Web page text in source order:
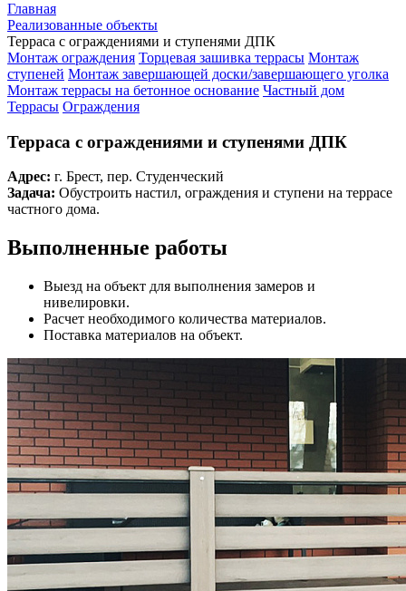
Главная
Реализованные объекты
Терраса с ограждениями и ступенями ДПК
Монтаж ограждения Торцевая зашивка террасы Монтаж
ступеней Монтаж завершающей доски/завершающего уголка
Монтаж террасы на бетонное основание Частный дом
Террасы Ограждения
Терраса с ограждениями и ступенями ДПК
Адрес: г. Брест, пер. Студенческий
Задача: Обустроить настил, ограждения и ступени на террасе
частного дома.
Выполненные работы
Выезд на объект для выполнения замеров и
нивелировки.
Расчет необходимого количества материалов.
Поставка материалов на объект.